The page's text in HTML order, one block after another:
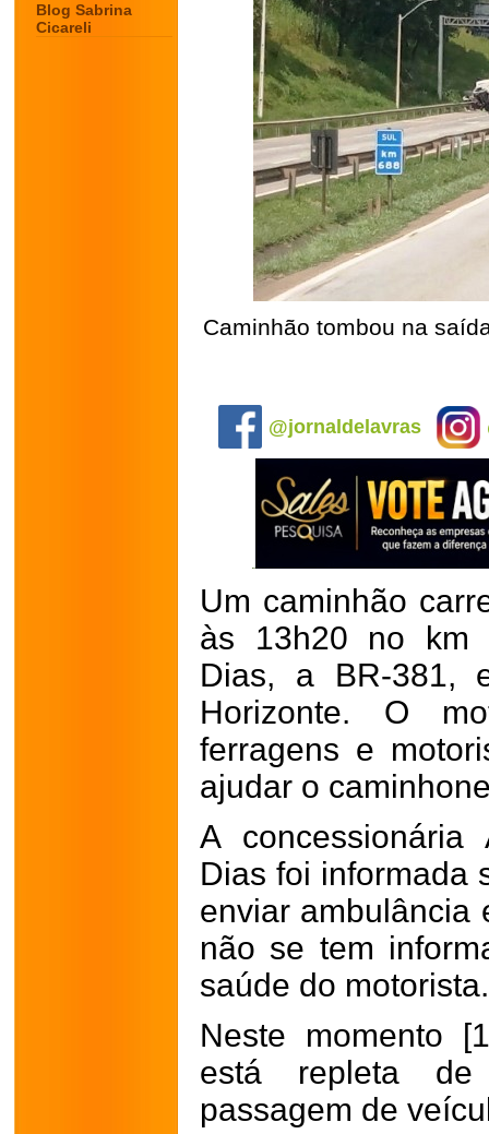
Blog Sabrina
Cicareli
Caminhão tombou na
@jornaldelavras
Um caminhão
às 13h20 no km
Dias, a BR-381,
Horizonte. O
ferragens e
ajudar o
A concessionária
Dias foi informada
enviar ambulância
não se tem
saúde do
Neste momento
está repleta de
passagem de